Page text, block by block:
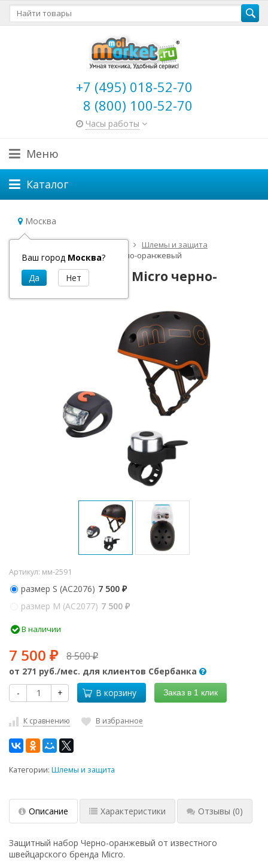
+7 (495) 018-52-70
8 (800) 100-52-70
Часы работы
Меню
Каталог
Москва
Ваш город Москва?
Главная Детский транспорт
Шлемы и защита
Защитный набор Micro черно-оранжевый
Защитный набор Micro черно-
оранжевый
Артикул: мм-2591
размер S (AC2076) 7 500 ₽
размер M (AC2077) 7 500 ₽
В наличии
7 500 ₽ 8 500₽
от 271 руб./мес. для клиентов Сбербанка
-
+ В корзину Заказ в 1 клик
К сравнению В избранное
Категории: Шлемы и защита
Описание Характеристики Отзывы (0)
Защитный набор Черно-оранжевый от известного
швейцарского бренда Micro.